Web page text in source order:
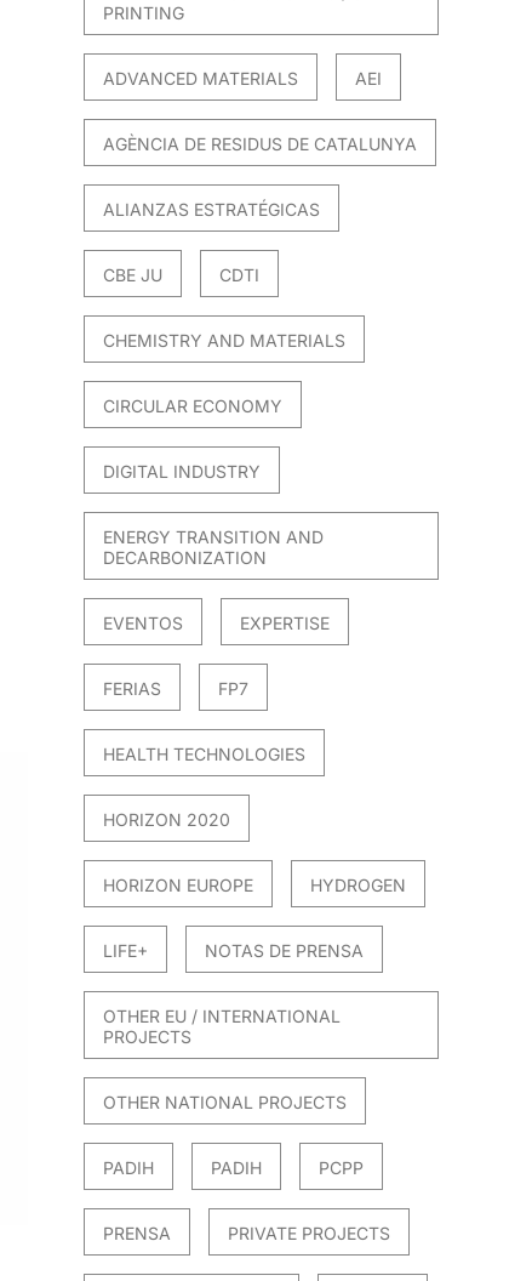
PRINTING
ADVANCED MATERIALS AEI
AGÈNCIA DE RESIDUS DE CATALUNYA
ALIANZAS ESTRATÉGICAS
CBE JU CDTI
CHEMISTRY AND MATERIALS
CIRCULAR ECONOMY
DIGITAL INDUSTRY
ENERGY TRANSITION AND
DECARBONIZATION
EVENTOS EXPERTISE
FERIAS FP7
HEALTH TECHNOLOGIES
HORIZON 2020
HORIZON EUROPE HYDROGEN
LIFE+ NOTAS DE PRENSA
OTHER EU / INTERNATIONAL
PROJECTS
OTHER NATIONAL PROJECTS
PADIH PADIH PCPP
PRENSA PRIVATE PROJECTS